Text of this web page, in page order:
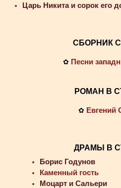
Царь Никита и сорок его
СБОРНИК
✿ Песни
РОМАН В
✿ Евгений
ДРАМЫ В
Борис Годунов
Каменный гость
Моцарт и Сальери